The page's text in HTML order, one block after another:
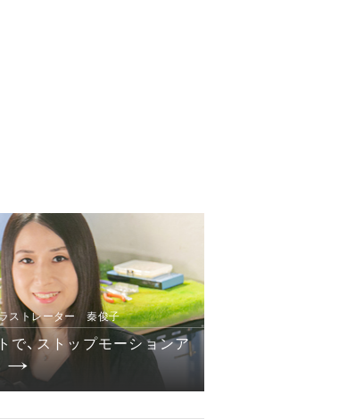
ストレーター 秦俊子
で、ストップモーションア